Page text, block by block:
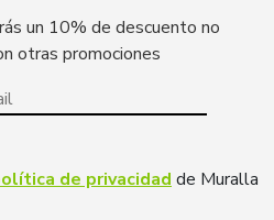
un 10% de descuento no
otras promociones
de privacidad de Muralla